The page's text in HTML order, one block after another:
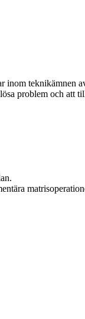
teknikämnen
problem och att